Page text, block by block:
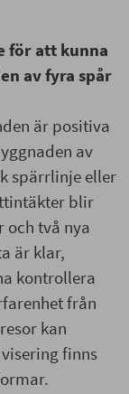
för att kunna
av fyra spår
är positiva
av
spärrlinje eller
blir
och två nya
är klar,
kontrollera
från
kan
finns